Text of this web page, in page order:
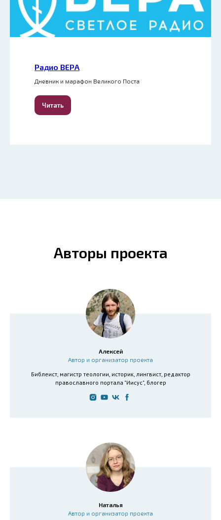
Радио ВЕРА
Дневник и марафон Великого Поста
Читать
Авторы проекта
Алексей
Автор и организатор проекта
Библеист, магистр теологии, историк, лингвист, редактор
православного портала "Иисус", блогер
Наталья
Автор и организатор проекта